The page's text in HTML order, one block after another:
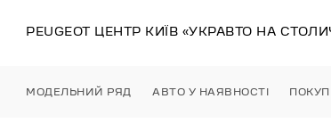
PEUGEOT ЦЕНТР КИЇВ «УКРАВТО НА
МОДЕЛЬНИЙ РЯД АВТО У НАЯВНОСТІ